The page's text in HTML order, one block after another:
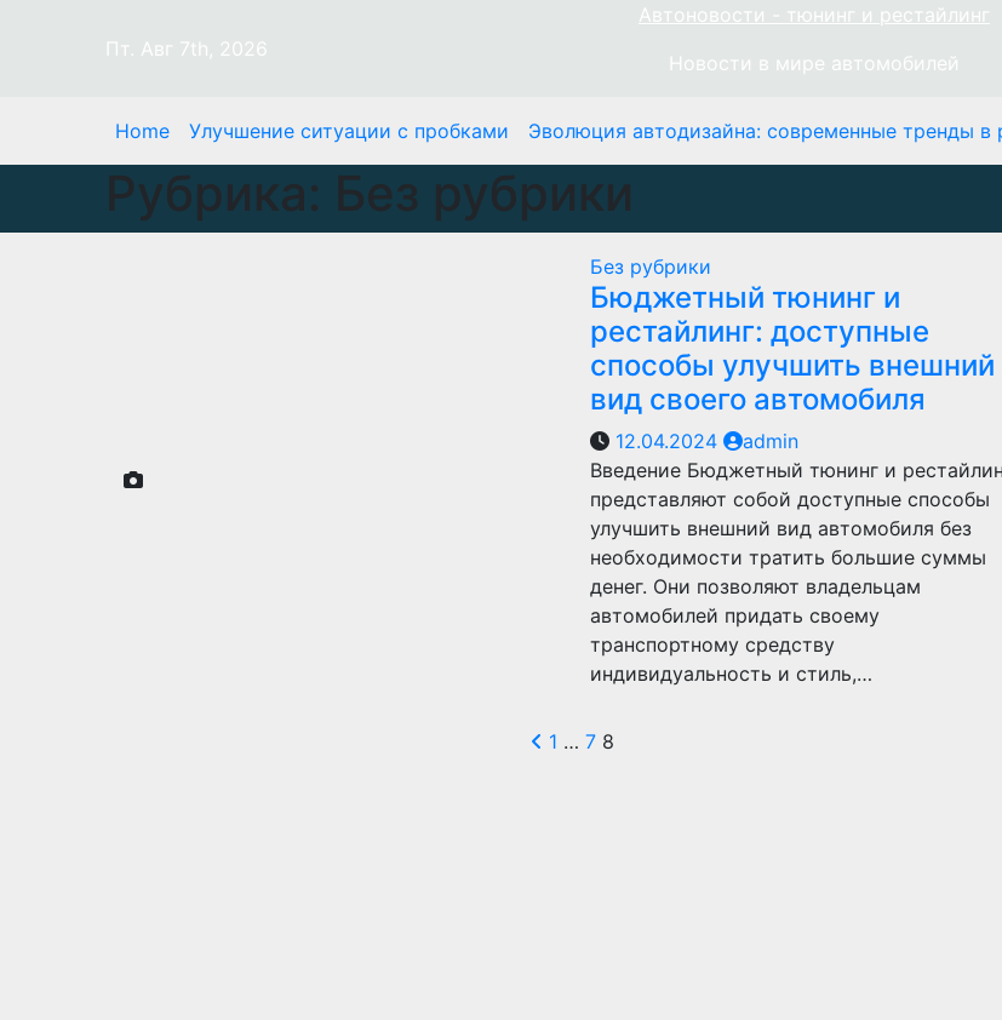
Пт. Авг 7th, 2026
Автоновости - тюнинг и рестайлинг
Новости в мире автомобилей
Home Улучшение ситуации с пробками Эволюция автодизайна: современные тренды в
Рубрика: Без рубрики
Без рубрики
Бюджетный тюнинг и
рестайлинг: доступные
способы улучшить внешний
вид своего автомобиля
12.04.2024
admin
Введение Бюджетный тюнинг и
представляют собой доступные способы
улучшить внешний вид автомобиля без
необходимости тратить большие суммы
денег. Они позволяют владельцам
автомобилей придать своему
транспортному средству
индивидуальность и стиль,…
Пагинация
1 … 7 8